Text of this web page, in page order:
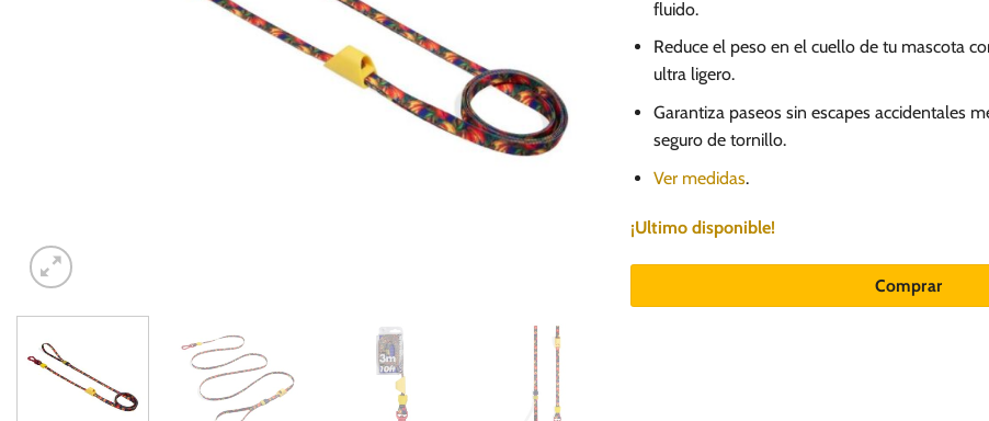
fluido.
Reduce el peso en el cuello de tu mascota
ultra ligero.
Garantiza paseos sin escapes accidentales
seguro de tornillo.
Ver medidas.
¡Ultimo disponible!
Comprar